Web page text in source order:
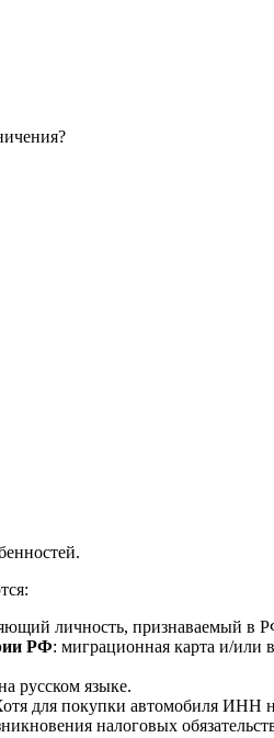
личность, признаваемый в
РФ: миграционная карта и/или
русском языке.
для покупки автомобиля ИНН
налоговых